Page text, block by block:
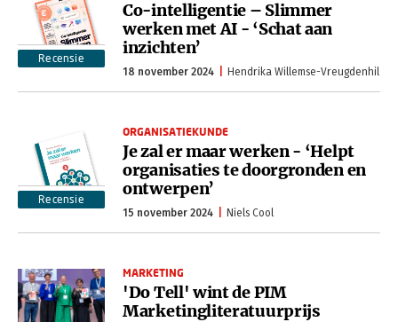
Recensie
Co-intelligentie – Slimmer
werken met AI - ‘Schat aan
inzichten’
18 november 2024 Hendrika Willemse-Vreugdenhil
Recensie
ORGANISATIEKUNDE
Je zal er maar werken - ‘Helpt
organisaties te doorgronden en
ontwerpen’
15 november 2024 Niels Cool
MARKETING
'Do Tell' wint de PIM
Marketingliteratuurprijs